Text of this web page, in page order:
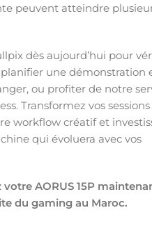
peuvent atteindre
dès aujourd’hui pour
une démonstration
ou profiter de notre
Transformez vos
workflow créatif et
qui évoluera avec vos
AORUS 15P
du gaming au Maroc.